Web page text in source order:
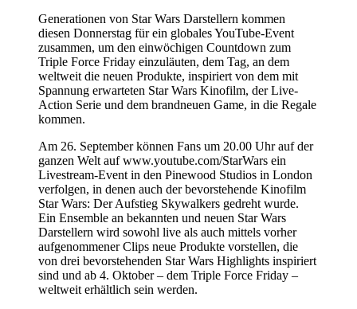
Generationen von Star Wars Darstellern kommen
diesen Donnerstag für ein globales YouTube-Event
zusammen, um den einwöchigen Countdown zum
Triple Force Friday einzuläuten, dem Tag, an dem
weltweit die neuen Produkte, inspiriert von dem mit
Spannung erwarteten Star Wars Kinofilm, der Live-
Action Serie und dem brandneuen Game, in die Regale
kommen.
Am 26. September können Fans um 20.00 Uhr auf der
ganzen Welt auf www.youtube.com/StarWars ein
Livestream-Event in den Pinewood Studios in London
verfolgen, in denen auch der bevorstehende Kinofilm
Star Wars: Der Aufstieg Skywalkers gedreht wurde.
Ein Ensemble an bekannten und neuen Star Wars
Darstellern wird sowohl live als auch mittels vorher
aufgenommener Clips neue Produkte vorstellen, die
von drei bevorstehenden Star Wars Highlights inspiriert
sind und ab 4. Oktober – dem Triple Force Friday –
weltweit erhältlich sein werden.